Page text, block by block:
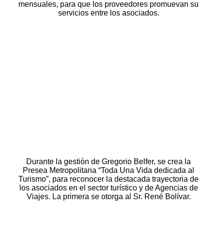
mensuales, para que los proveedores promuevan su
servicios entre los asociados.
Durante la gestión de Gregorio Belfer, se crea la
Presea Metropolitana “Toda Una Vida dedicada al
Turismo”, para reconocer la destacada trayectoria de
los asociados en el sector turístico y de Agencias de
Viajes. La primera se otorga al Sr. René Bolívar.